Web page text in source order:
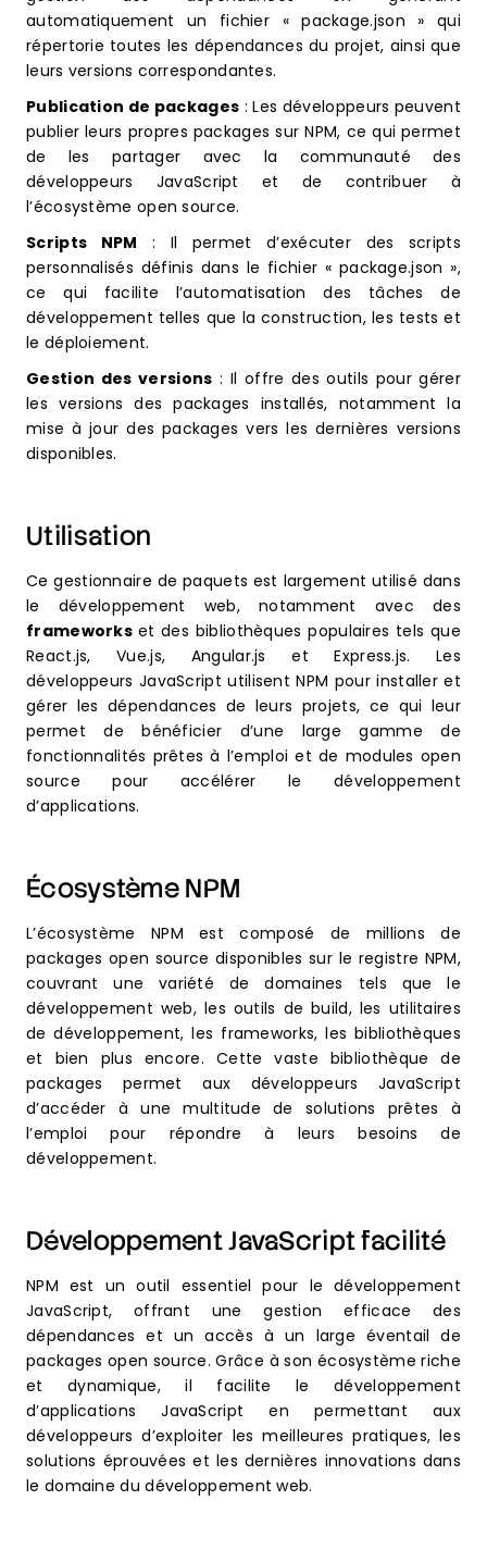
automatiquement un fichier « package.json » qui
répertorie toutes les dépendances du projet, ainsi que
leurs versions correspondantes.
Publication de packages : Les développeurs peuvent
publier leurs propres packages sur NPM, ce qui permet
de les partager avec la communauté des
développeurs JavaScript et de contribuer à
l’écosystème open source.
Scripts NPM : Il permet d’exécuter des scripts
personnalisés définis dans le fichier « package.json »,
ce qui facilite l’automatisation des tâches de
développement telles que la construction, les tests et
le déploiement.
Gestion des versions : Il offre des outils pour gérer
les versions des packages installés, notamment la
mise à jour des packages vers les dernières versions
disponibles.
Utilisation
Ce gestionnaire de paquets est largement utilisé dans
le développement web, notamment avec des
frameworks et des bibliothèques populaires tels que
React.js, Vue.js, Angular.js et Express.js. Les
développeurs JavaScript utilisent NPM pour installer et
gérer les dépendances de leurs projets, ce qui leur
permet de bénéficier d’une large gamme de
fonctionnalités prêtes à l’emploi et de modules open
source pour accélérer le développement
d’applications.
Écosystème NPM
L’écosystème NPM est composé de millions de
packages open source disponibles sur le registre NPM,
couvrant une variété de domaines tels que le
développement web, les outils de build, les utilitaires
de développement, les frameworks, les bibliothèques
et bien plus encore. Cette vaste bibliothèque de
packages permet aux développeurs JavaScript
d’accéder à une multitude de solutions prêtes à
l’emploi pour répondre à leurs besoins de
développement.
Développement JavaScript facilité
NPM est un outil essentiel pour le développement
JavaScript, offrant une gestion efficace des
dépendances et un accès à un large éventail de
packages open source. Grâce à son écosystème riche
et dynamique, il facilite le développement
d’applications JavaScript en permettant aux
développeurs d’exploiter les meilleures pratiques, les
solutions éprouvées et les dernières innovations dans
le domaine du développement web.